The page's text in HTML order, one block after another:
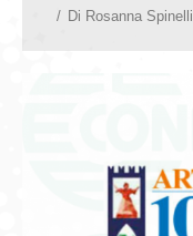
Di Rosanna Spinelli